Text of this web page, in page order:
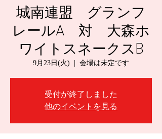
城南連盟 グランフ
レールA 対 大森ホ
ワイトスネークスB
9月23日(火) 会場は未定です
受付が終了しました
他のイベントを見る